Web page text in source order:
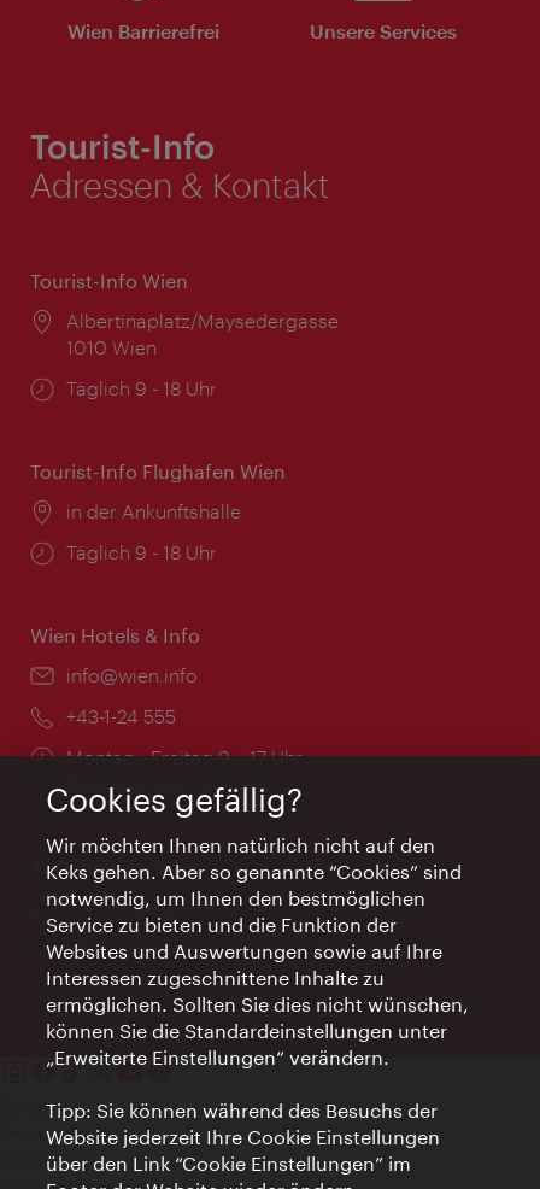
Wien Barrierefrei Unsere Services
Tourist-Info
Adressen & Kontakt
Tourist-Info Wien
Ort:
Albertinaplatz/Maysedergasse
1010 Wien
Öffnungszeiten:
Täglich 9 - 18 Uhr
Tourist-Info Flughafen Wien
Ort:
in der Ankunftshalle
Öffnungszeiten:
Täglich 9 - 18 Uhr
Wien Hotels & Info
Email:
info@wien.info
Telefon:
+43-1-24 555
Öffnungszeiten:
Montag - Freitag 9 – 17 Uhr
Feiertags geschlossen
AI Concierge Wien
Ort:
concierge.wien.info
Öffnungszeiten:
Informationen rund um die Uhr
Kontakt
Impressum
Datenschutz
Cookies gefällig?
Wir möchten Ihnen natürlich nicht auf den
Keks gehen. Aber so genannte “Cookies” sind
notwendig, um Ihnen den bestmöglichen
Service zu bieten und die Funktion der
Websites und Auswertungen sowie auf Ihre
Interessen zugeschnittene Inhalte zu
ermöglichen. Sollten Sie dies nicht wünschen,
können Sie die Standardeinstellungen unter
„Erweiterte Einstellungen“ verändern.
Tipp: Sie können während des Besuchs der
Website jederzeit Ihre Cookie Einstellungen
über den Link “Cookie Einstellungen” im